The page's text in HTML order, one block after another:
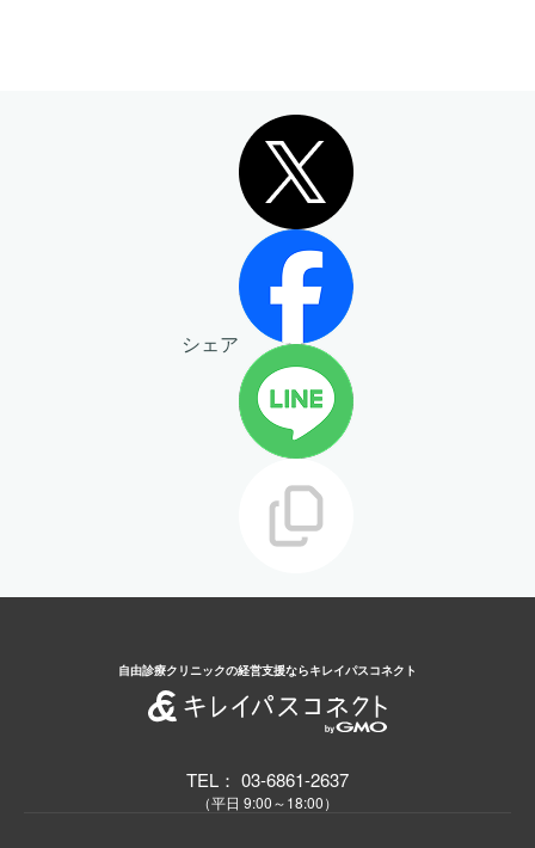
シェア
自由診療クリニックの経営支援ならキレイパスコネクト
TEL： 03-6861-2637
（平日 9:00～18:00）